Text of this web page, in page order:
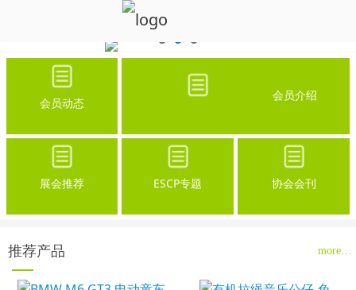
会员动态
会员介绍
展会推荐 ESCP专题 协会会刊
推荐产品 more…